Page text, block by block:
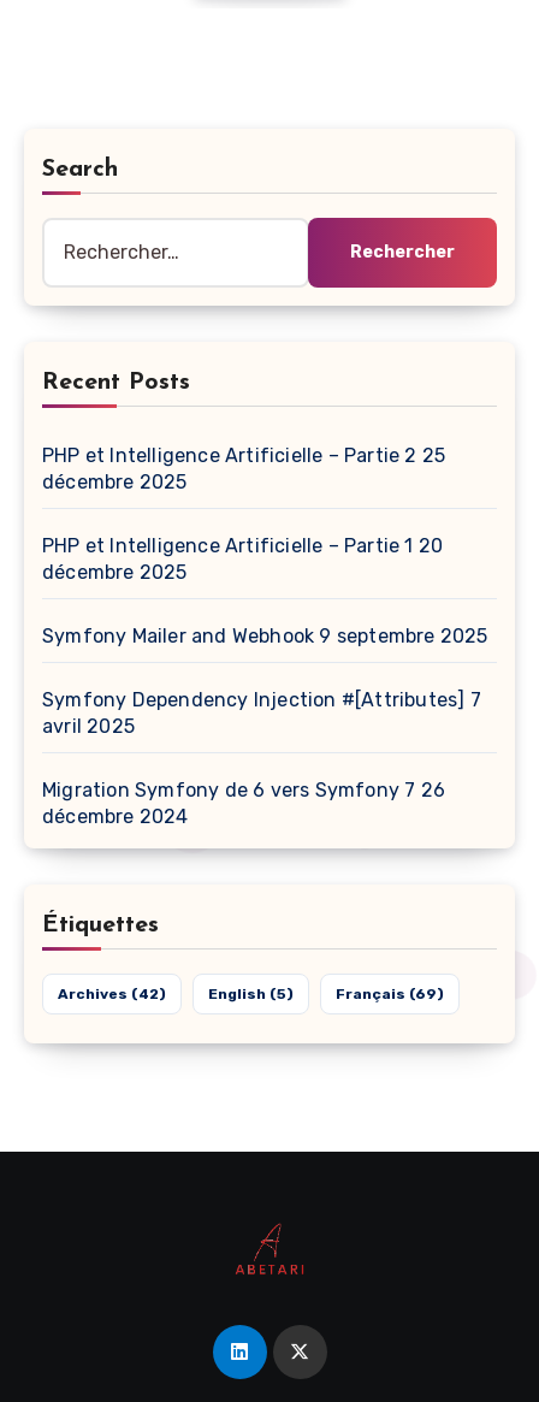
Search
Recent Posts
PHP et Intelligence Artificielle – Partie 2 25
décembre 2025
PHP et Intelligence Artificielle – Partie 1 20
décembre 2025
Symfony Mailer and Webhook 9 septembre 2025
Symfony Dependency Injection #[Attributes]
7
avril 2025
Migration Symfony de 6 vers Symfony 7 26
décembre 2024
Étiquettes
Archives (42) English (5) Français (69)